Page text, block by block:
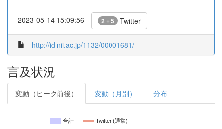
2023-05-14 15:09:56 2 + 5 Twitter
http://id.nii.ac.jp/1132/00001681/
言及状況
変動（ピーク前後） 変動（月別） 分布
合計 Twitter (通常)